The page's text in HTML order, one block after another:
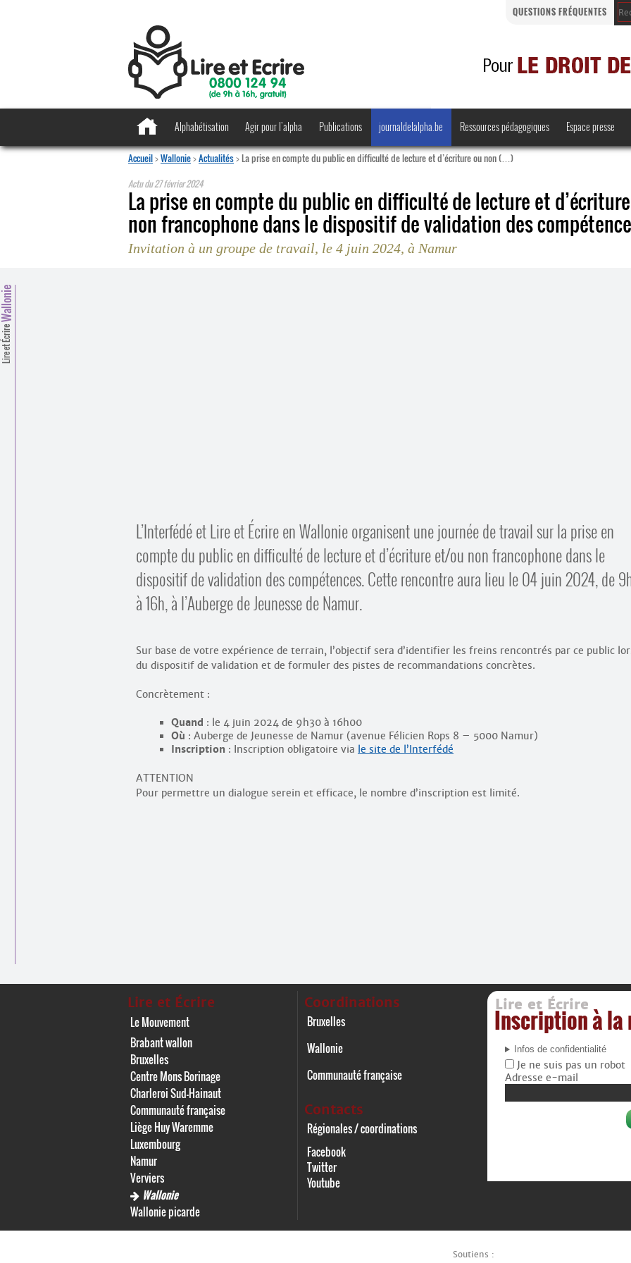
QUESTIONS FRÉQUENTES
Alphabétisation Agir pour l’alpha
Regards croisés
Publications journaldelalpha.be Ressources pédagogiques
Comprendre et parler
Espace presse
Accueil>Wallonie>Actualités>La prise en compte du public en difficulté de lecture et d’écriture ou non (…)
Actu du27 février 2024
La prise en compte du public en difficulté de lecture et
non francophone dans le dispositif de validation des
Invitation à un groupe de travail, le 4 juin 2024, à Namur
Lire et Écrire
L’Interfédé et Lire et Écrire en Wallonie organisent une journée de travail sur la prise en
compte du public en difficulté de lecture et d’écriture et/ou non francophone dans le
dispositif de validation des compétences. Cette rencontre aura lieu le 04 juin 2024, de
à 16h, à l’Auberge de Jeunesse de Namur.
Sur base de votre expérience de terrain, l’objectif sera d’identifier les freins rencontrés par ce public
du dispositif de validation et de formuler des pistes de recommandations concrètes.
Concrètement :
Quand : le 4 juin 2024 de 9h30 à 16h00
Où : Auberge de Jeunesse de Namur (avenue Félicien Rops 8 – 5000 Namur)
Inscription : Inscription obligatoire via le site de l’Interfédé
ATTENTION
Pour permettre un dialogue serein et efficace, le nombre d’inscription est limité.
Lire et Écrire
Le Mouvement
Brabant wallon
Bruxelles
Centre Mons Borinage
Charleroi Sud-Hainaut
Communauté française
Liège Huy Waremme
Luxembourg
Namur
Verviers
Wallonie
Wallonie picarde
Coordinations
Bruxelles
Wallonie
Communauté française
Contacts
Régionales / coordinations
Facebook
Twitter
Youtube
Lire et Écrire
Inscription à la
Infos de confidentialité
Je ne suis pas un robot
Adresse e-mail
Soutiens :